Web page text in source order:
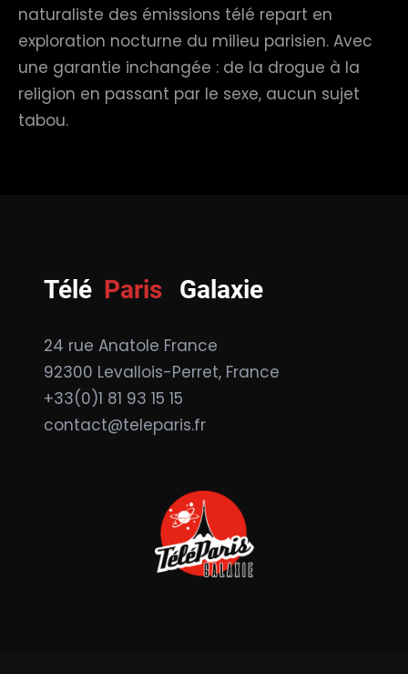
naturaliste des émissions télé repart en
exploration nocturne du milieu parisien. Avec
une garantie inchangée : de la drogue à la
religion en passant par le sexe, aucun sujet
tabou.
Télé Paris Galaxie
24 rue Anatole France
92300 Levallois-Perret, France
+33(0)1 81 93 15 15
contact@teleparis.fr